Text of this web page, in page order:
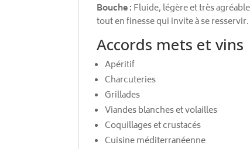
Bouche : Fluide, légère et très
tout en finesse qui invite à se resservir.
Accords mets et vins
Apéritif
Charcuteries
Grillades
Viandes blanches et volailles
Coquillages et crustacés
Cuisine méditerranéenne